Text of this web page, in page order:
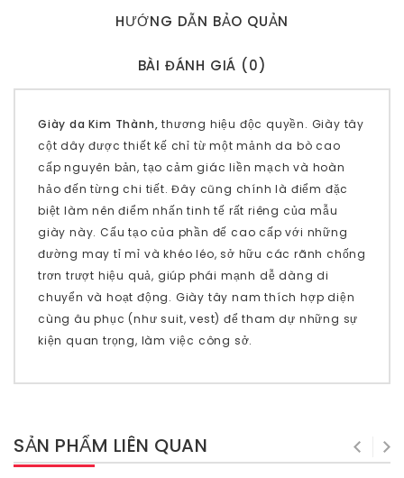
HƯỚNG DẪN BẢO QUẢN
BÀI ĐÁNH GIÁ (0)
Giày da Kim Thành, thương hiệu độc quyền. Giày tây
cột dây được thiết kế chỉ từ một mảnh da bò cao
cấp nguyên bản, tạo cảm giác liền mạch và hoàn
hảo đến từng chi tiết. Đây cũng chính là điểm đặc
biệt làm nên điểm nhấn tinh tế rất riêng của mẫu
giày này. Cấu tạo của phần đế cao cấp với những
đường may tỉ mỉ và khéo léo, sở hữu các rãnh chống
trơn trượt hiệu quả, giúp phái mạnh dễ dàng di
chuyển và hoạt động. Giày tây nam thích hợp diện
cùng âu phục (như suit, vest) để tham dự những sự
kiện quan trọng, làm việc công sở.
SẢN PHẨM LIÊN QUAN